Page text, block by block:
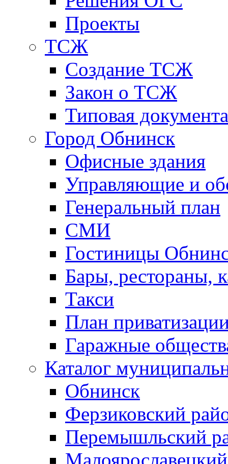
Проекты
ТСЖ
Создание ТСЖ
Закон о ТСЖ
Типовая
Город Обнинск
Офисные здания
Управляющие и
Генеральный план
СМИ
Гостиницы
Бары, рестораны,
Такси
План
Гаражные
Каталог
Обнинск
Ферзиковский
Перемышльский